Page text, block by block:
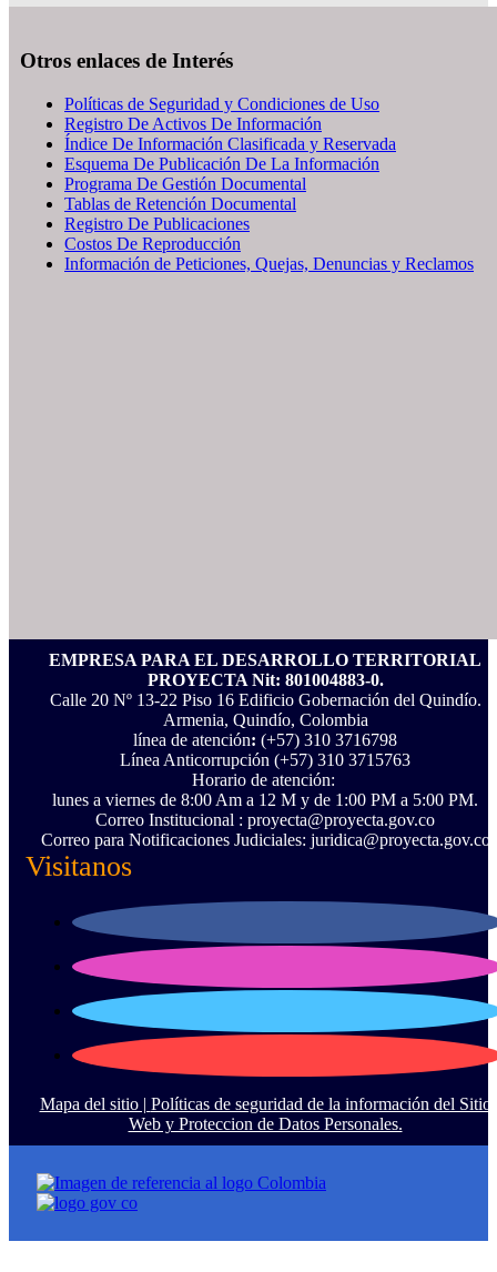
Otros enlaces de Interés
Políticas de Seguridad y Condiciones de Uso
Registro De Activos De Información
Índice De Información Clasificada y Reservada
Esquema De Publicación De La Información
Programa De Gestión Documental
Tablas de Retención Documental
Registro De Publicaciones
Costos De Reproducción
Información de Peticiones, Quejas, Denuncias y Reclamos
EMPRESA PARA EL DESARROLLO TERRITORIAL
PROYECTA Nit: 801004883-0.
Calle 20 Nº 13-22 Piso 16 Edificio Gobernación del Quindío.
Armenia, Quindío, Colombia
línea de atención: (+57) 310 3716798
Línea Anticorrupción ‪(+57) 310 3715763‬
Horario de atención:
lunes a viernes de 8:00 Am a 12 M y de 1:00 PM a 5:00 PM.
Correo Institucional : proyecta@proyecta.gov.co
Correo para Notificaciones Judiciales: juridica@proyecta.gov.co
Visitanos
Mapa del sitio | Políticas de seguridad de la información del Sitio
Web y Proteccion de Datos Personales.